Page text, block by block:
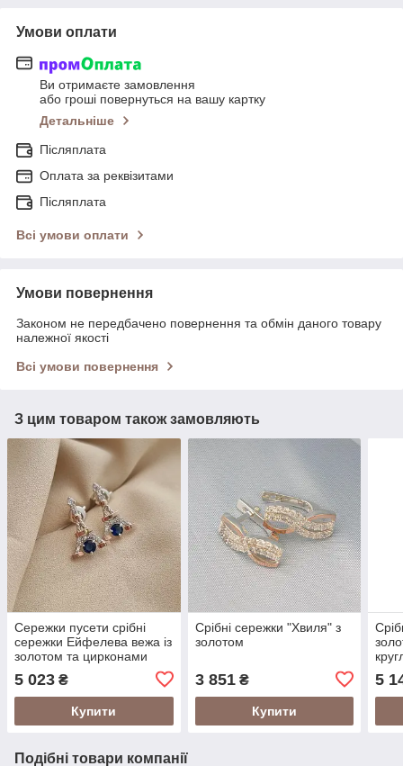
Умови оплати
Ви отримаєте замовлення
або гроші повернуться на вашу картку
Детальніше
Післяплата
Оплата за реквізитами
Післяплата
Всі умови оплати
Умови повернення
Законом не передбачено повернення та обмін даного товару
належної якості
Всі умови повернення
З цим товаром також замовляють
Сережки пусети срібні
сережки Ейфелева вежа із
золотом та цирконами
5 023 ₴
Купити
Срібні сережки "Хвиля" з
золотом
3 851₴
Купити
5
Подібні товари компанії